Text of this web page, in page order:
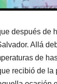
después de
Allá
de
recibió de